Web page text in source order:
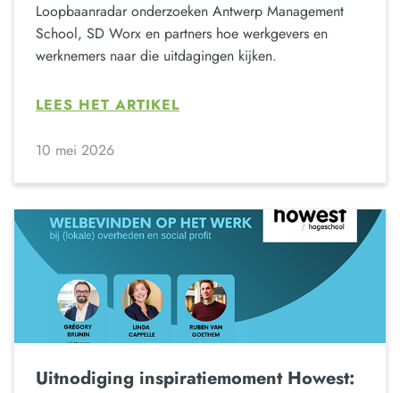
Loopbaanradar onderzoeken Antwerp Management
School, SD Worx en partners hoe werkgevers en
werknemers naar die uitdagingen kijken.
LEES HET ARTIKEL
10 mei 2026
Uitnodiging inspiratiemoment Howest: